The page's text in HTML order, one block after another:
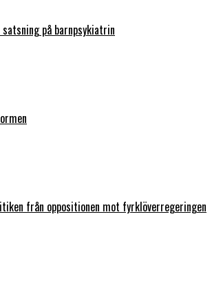
på barnpsykiatrin
från oppositionen mot fyrklöverregeringen